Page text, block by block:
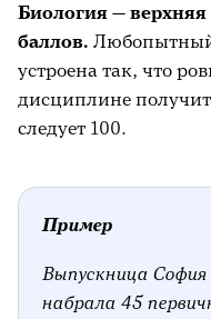
Биология —
баллов.
устроена так, что
дисциплине
следует 100.
Пример
Выпускница
набрала 45